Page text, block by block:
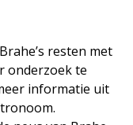
resten met
onderzoek te
informatie uit